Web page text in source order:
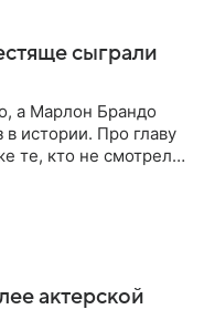
сыграли
а Марлон Брандо
истории. Про главу
те, кто не смотрел
актерской